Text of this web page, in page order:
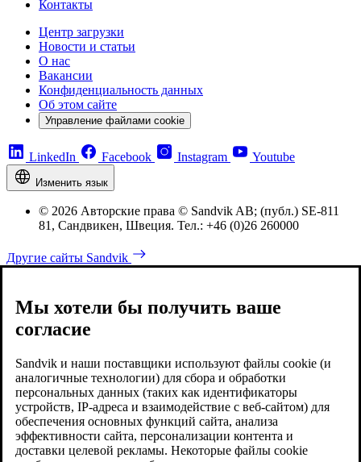
Контакты
Центр загрузки
Новости и статьи
О нас
Вакансии
Конфиденциальность данных
Об этом сайте
Управление файлами cookie
LinkedIn Facebook Instagram Youtube
Изменить язык
© 2026 Авторские права © Sandvik AB; (публ.) SE-811
81, Сандвикен, Швеция. Тел.: +46 (0)26 260000
Другие сайты Sandvik
Мы хотели бы получить ваше
согласие
Sandvik и наши поставщики используют файлы cookie (и
аналогичные технологии) для сбора и обработки
персональных данных (таких как идентификаторы
устройств, IP-адреса и взаимодействие с веб-сайтом) для
обеспечения основных функций сайта, анализа
эффективности сайта, персонализации контента и
доставки целевой рекламы. Некоторые файлы cookie